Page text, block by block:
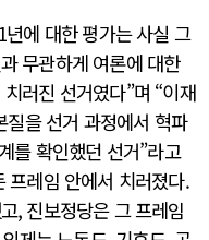
에 대한 평가는 사실 그
무관하게 여론에 대한
러진 선거였다”며 “이재
을 선거 과정에서 혁파
를 확인했던 선거”라고
프레임 안에서 치러졌다.
, 진보정당은 그 프레임